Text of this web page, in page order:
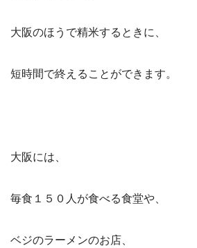
大阪のほうで精米するときに、
短時間で終えることができます。
大阪には、
毎食１５０人が食べる食堂や、
ベジのラーメンのお店、